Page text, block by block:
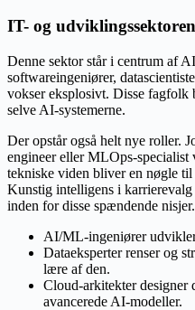
IT- og udviklingssektoren
Denne sektor står i centrum af
softwareingeniører,
vokser eksplosivt. Disse
selve AI-systemerne.
Der opstår også helt nye roller.
engineer eller MLOps-
tekniske viden bliver en nøgle
Kunstig intelligens i karrierevalg
inden for disse spændende nisjer.
AI/ML-ingeniører
Dataeksperter renser og
lære af den.
Cloud-arkitekter designer
avancerede AI-modeller.